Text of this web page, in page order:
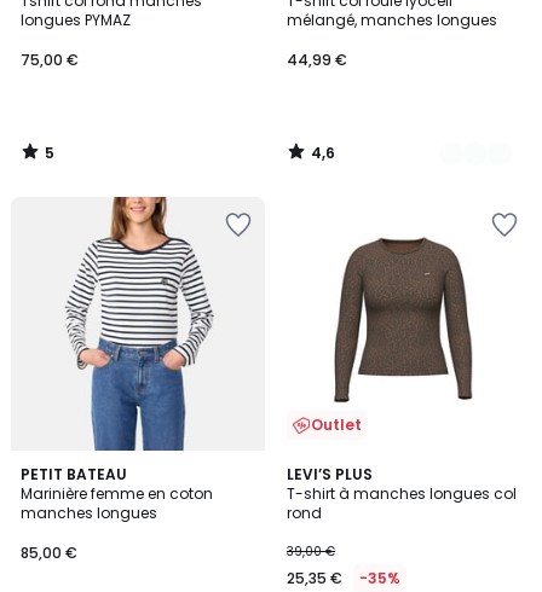
longues PYMAZ
75,00 €
5
5
/
mélangé, manches longues
44,99 €
Couleurs
4,6
/
PETIT BATEAU
Marinière femme en coton
manches longues
85,00 €
Outlet
LEVI’S PLUS
T-shirt à manches longues col
rond
39,00 €
25,35 € -35%
4,5
/ 5